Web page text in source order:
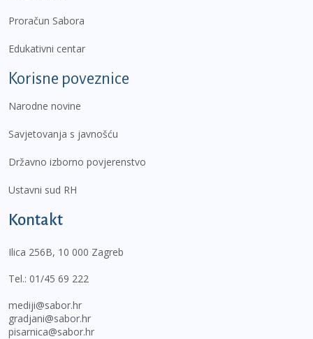
Proračun Sabora
Edukativni centar
Korisne poveznice
Narodne novine
Savjetovanja s javnošću
Državno izborno povjerenstvo
Ustavni sud RH
Kontakt
Ilica 256B, 10 000 Zagreb
Tel.: 01/45 69 222
mediji@sabor.hr
gradjani@sabor.hr
pisarnica@sabor.hr